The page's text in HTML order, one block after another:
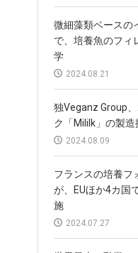
微細藻類ベースの
で、培養魚のフ
学
2024.08.21
独Veganz Group
ク「Mililk」の製
2024.08.09
フランスの培養フ
が、EUほか4カ国
施
2024.07.27